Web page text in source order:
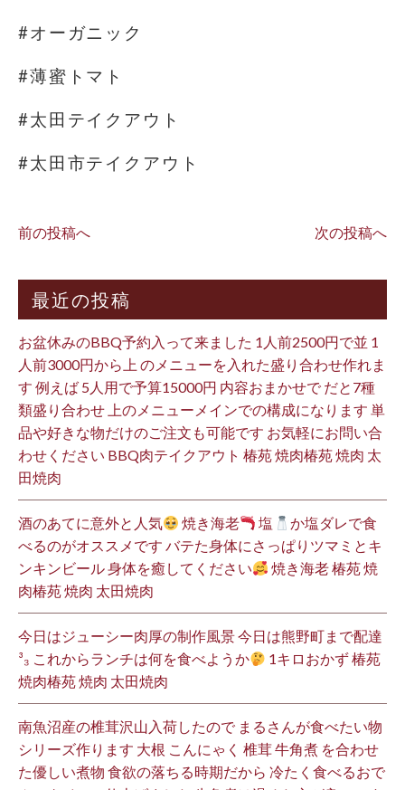
#オーガニック
#薄蜜トマト
#太田テイクアウト
#太田市テイクアウト
前の投稿へ 次の投稿へ
最近の投稿
お盆休みのBBQ予約入って来ました 1人前2500円で並 1
人前3000円から上 のメニューを入れた盛り合わせ作れま
す 例えば 5人用で予算15000円 内容おまかせで だと7種
類盛り合わせ 上のメニューメインでの構成になります 単
品や好きな物だけのご注文も可能です お気軽にお問い合
わせください BBQ肉テイクアウト 椿苑 焼肉椿苑 焼肉 太
田焼肉
酒のあてに意外と人気 焼き海老 塩
か塩ダレで食
べるのがオススメです バテた身体にさっぱりツマミとキ
ンキンビール 身体を癒してください
焼き海老 椿苑 焼
肉椿苑 焼肉 太田焼肉
今日はジューシー肉厚の制作風景 今日は熊野町まで配達
³₃ これからランチは何を食べようか
1キロおかず 椿苑
焼肉椿苑 焼肉 太田焼肉
南魚沼産の椎茸沢山入荷したので まるさんが食べたい物
シリーズ作ります 大根 こんにゃく 椎茸 牛角煮 を合わせ
た優しい煮物 食欲の落ちる時期だから 冷たく食べるおで